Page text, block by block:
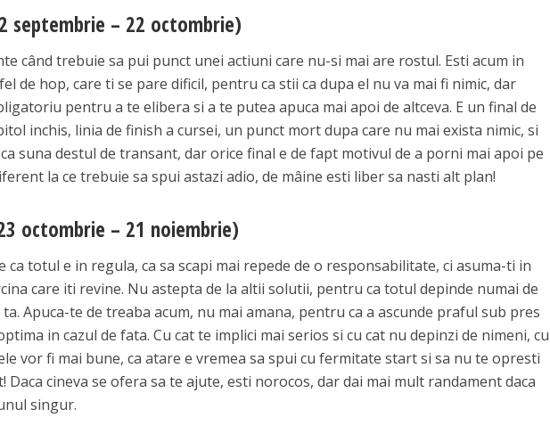
septembrie – 22 octombrie)
când trebuie sa pui punct unei actiuni care nu-si mai are rostul. Esti acum in
de hop, care ti se pare dificil, pentru ca stii ca dupa el nu va mai fi nimic, dar
pentru a te elibera si a te putea apuca mai apoi de altceva. E un final de
inchis, linia de finish a cursei, un punct mort dupa care nu mai exista nimic, si
suna destul de transant, dar orice final e de fapt motivul de a porni mai apoi pe
la ce trebuie sa spui astazi adio, de mâine esti liber sa nasti alt plan!
octombrie – 21 noiembrie)
ca totul e in regula, ca sa scapi mai repede de o responsabilitate, ci asuma-ti in
care iti revine. Nu astepta de la altii solutii, pentru ca totul depinde numai de
Apuca-te de treaba acum, nu mai amana, pentru ca a ascunde praful sub pres
in cazul de fata. Cu cat te implici mai serios si cu cat nu depinzi de nimeni, cu
vor fi mai bune, ca atare e vremea sa spui cu fermitate start si sa nu te opresti
Daca cineva se ofera sa te ajute, esti norocos, dar dai mai mult randament daca
singur.